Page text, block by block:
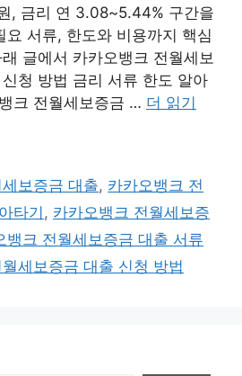
, 금리 연 3.08~5.44% 구간을
요 서류, 한도와 비용까지 핵심
글에서 카카오뱅크 전월세보
청 방법 금리 서류 한도 알아
크 전월세보증금 … 더 읽기
보증금 대출, 카카오뱅크 전
타기 , 카카오뱅크 전월세보증
뱅크 전월세보증금 대출 서류
세보증금 대출 신청 방법